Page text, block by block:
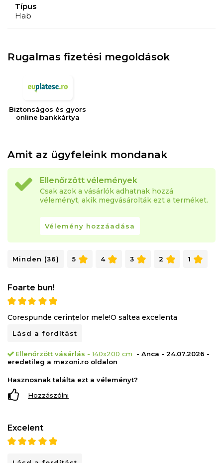
és a penész kialakulását, amelyek az allergia
mikromasszázs-hatást is kifejt, amely alvás közben
A KONFORTA 20 egy szuper-ortopéd matrac nagy
Mindkét oldalon használható, így hosszabb
élettartamú.
A KONFORTA 20 matrac minden alvási pozícióhoz
KONFORTA 20 matracot:
Szuper ortopédiai támogatás
Hőkomfort
Tartósság
Matracszerkezet:
100% mikroszálas huzat szilikon pehelybetétekkel
polipropilén
A matrac párnázott és hengerelt. Kérjük, figyelmesen
Típus
Hab
Rugalmas fizetési megoldások
Biztonságos és gyors
online bankkártya
Amit az ügyfeleink mondanak
Ellenőrzött vélemények
Csak azok a vásárlók adhatnak hozzá
véleményt, akik megvásárolták ezt a terméket.
Vélemény hozzáadása
Minden (36) 5 4 3 2 1
Foarte bun!
Corespunde cerințelor mele!O saltea excelenta
Lásd a fordítást
Ellenőrzött vásárlás -140x200 cm
- Anca - 24.07.2026 -
eredetileg a mezoni.ro oldalon
Hasznosnak találta ezt a véleményt?
Hozzászólni
Excelent